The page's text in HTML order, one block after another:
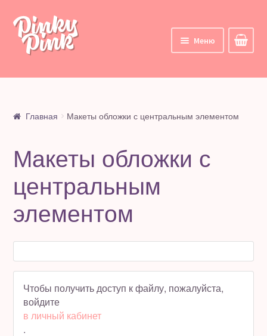
Перейти
навигации
Перейти
содержимому
Меню
Главная
Все курсы
Мои курсы
Цифровые товары
Полезное бесплатно
Для магазинов
Главная Макеты обложки с центральным элементом
Макеты обложки с
центральным
элементом
Чтобы получить доступ к файлу, пожалуйста,
войдите
в личный кабинет
.